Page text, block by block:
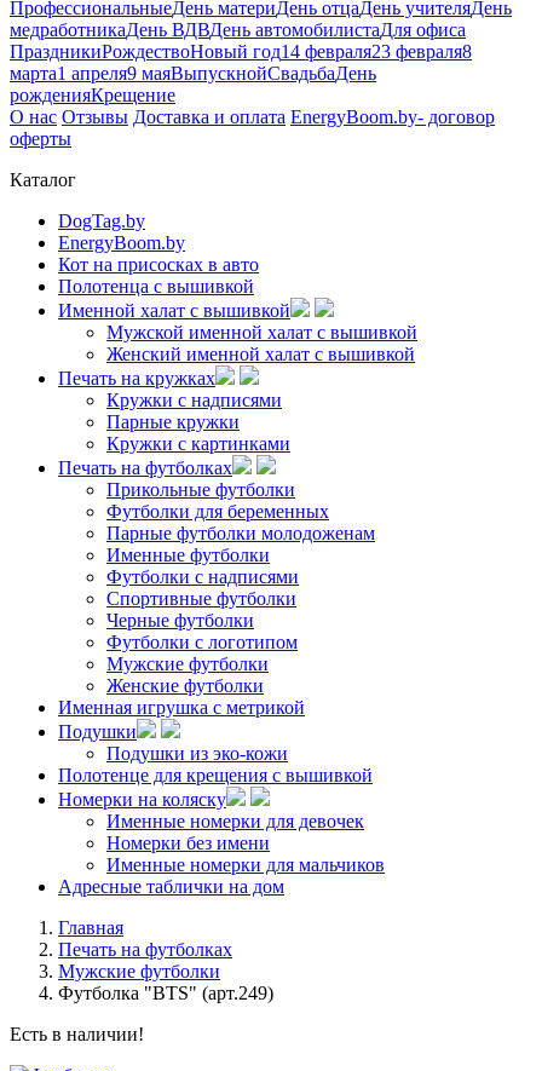
ПрофессиональныеДень материДень отцаДень учителяДень
медработникаДень ВДВДень автомобилистаДля офиса
ПраздникиРождествоНовый год14 февраля23 февраля8
марта1 апреля9 маяВыпускнойСвадьбаДень
рожденияКрещение
О нас Отзывы Доставка и оплата EnergyBoom.by- договор
оферты
Каталог
DogTag.by
EnergyBoom.by
Кот на присосках в авто
Полотенца с вышивкой
Именной халат с вышивкой
Мужской именной халат с вышивкой
Женский именной халат с вышивкой
Печать на кружках
Кружки с надписями
Парные кружки
Кружки с картинками
Печать на футболках
Прикольные футболки
Футболки для беременных
Парные футболки молодоженам
Именные футболки
Футболки с надписями
Спортивные футболки
Черные футболки
Футболки с логотипом
Мужские футболки
Женские футболки
Именная игрушка с метрикой
Подушки
Подушки из эко-кожи
Полотенце для крещения с вышивкой
Номерки на коляску
Именные номерки для девочек
Номерки без имени
Именные номерки для мальчиков
Адресные таблички на дом
Главная
Печать на футболках
Мужские футболки
Футболка "BTS" (арт.249)
Есть в наличии!